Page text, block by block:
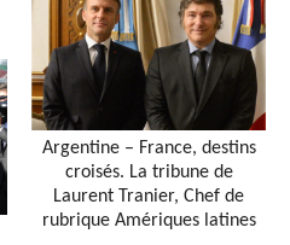
Argentine – France, destins
croisés. La tribune de
Laurent Tranier, Chef de
rubrique Amériques latines